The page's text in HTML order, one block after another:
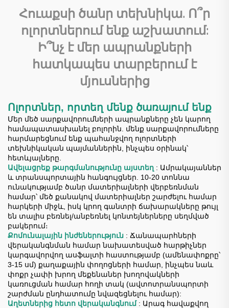
արդյունաբերական
սարքավորումներ և
սարքեր վաճառքի
համար
համար
Հուաքսի ծանր տեխնիկա. Ո՞ր
ոլորտներում ենք աշխատում:
Ի՞նչ է մեր ապրանքների
հատկապես տարբերում է
մյուսներից
Ոլորտներ, որտեղ մենք ծառայում ենք
Մեր մեծ սարքավորումների ապրանքները չեն կարող
համապատասխանել բոլորին. մենք սարքավորումները
հարմարեցնում ենք պահանջվող ոլորտների
տեխնիկական պայմաններին, ինչպես օրինակ՝
հետևյալները.
Ավելացրեք թարգմանությունը այստեղ : Ամրակայաններ
և տրանսպորտային հանգույցներ. 10-20 տոննա
ունակությամբ ծանր մատերիալների վերբեռնման
համար՝ մեծ քանակով մատերիալներ շարժելու համար
հարկերի միջև, իսկ կրող գանտրի ճախարակները թույլ
են տալիս բեռնել/անբեռնել կոնտեյներները սեղմված
բակերում։
Քոմունալային ինժեներություն : Ճանապարհների
վերականգնման համար նախատեսված հարթիչներ
կարգավորվող ասֆալտի հաստությամբ (ամենափոքրը՝
3-15 սմ) քաղաքային փողոցների համար, ինչպես նաև
փոքր չափի խրող մեքենաներ խողովակների
կառուցման համար հողի տակ (ավտոտրանսպորտի
շարժման ընդհատումը նվազեցնելու համար):
Աղետներից հետո վերականգնում : Արագ հավաքվող